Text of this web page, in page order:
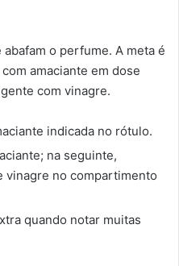
o perfume. A meta é
amaciante em dose
com vinagre.
indicada no rótulo.
na seguinte,
no compartimento
quando notar muitas